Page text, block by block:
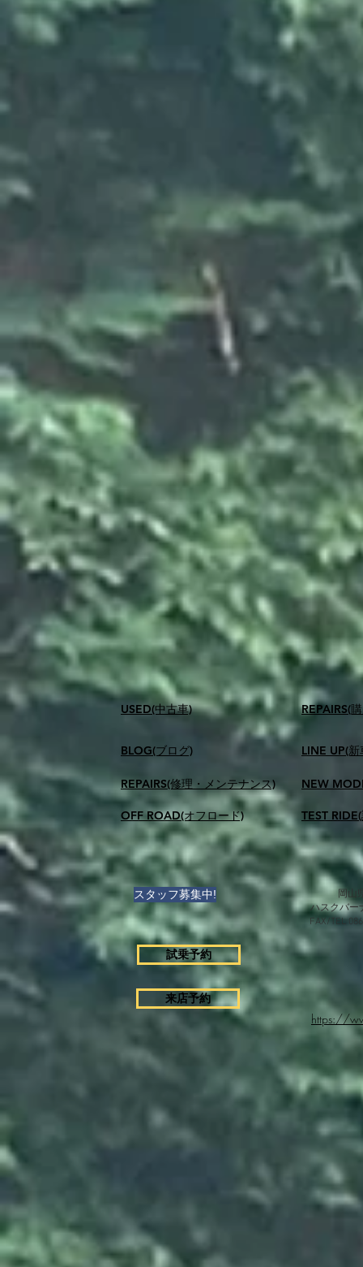
USED(中古車)
BLOG(ブログ)
REPAIRS(修理・メンテナンス)
OFF ROAD(オフロード)
​REPAIRS(
LINE UP(
NEW
TEST
スタッフ募集中!
試乗予約
来店予約
岡山
ハスクバー
FAX/TEL
https://